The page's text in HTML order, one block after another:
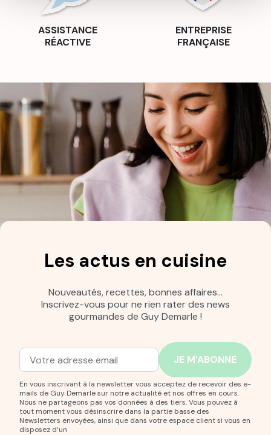
ASSISTANCE
RÉACTIVE
ENTREPRISE
FRANÇAISE
Les actus en cuisine
Nouveautés, recettes, bonnes affaires…
Inscrivez-vous pour ne rien rater des news
gourmandes de Guy Demarle !
Adresse mail
Entrez votre adresse mail pour vous abonner à notre
En vous inscrivant à la newsletter vous acceptez de recevoir des e-
mails de Guy Demarle sur notre actualité et nos offres en cours.
Nous ne partageons pas vos données à des tiers. Vous pouvez à
tout moment vous désinscrire dans la partie basse des
Newsletters envoyées, ainsi que dans votre espace client si vous en
disposez d’un